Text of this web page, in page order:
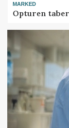
MARKED
Opturen